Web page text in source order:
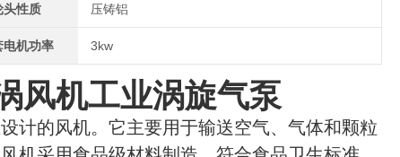
头性质 压铸铝
电机功率 3kw
风机工业涡旋气泵
计的风机。它主要用于输送空气、气体和颗粒